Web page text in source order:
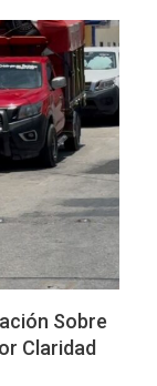
Sobre
Claridad